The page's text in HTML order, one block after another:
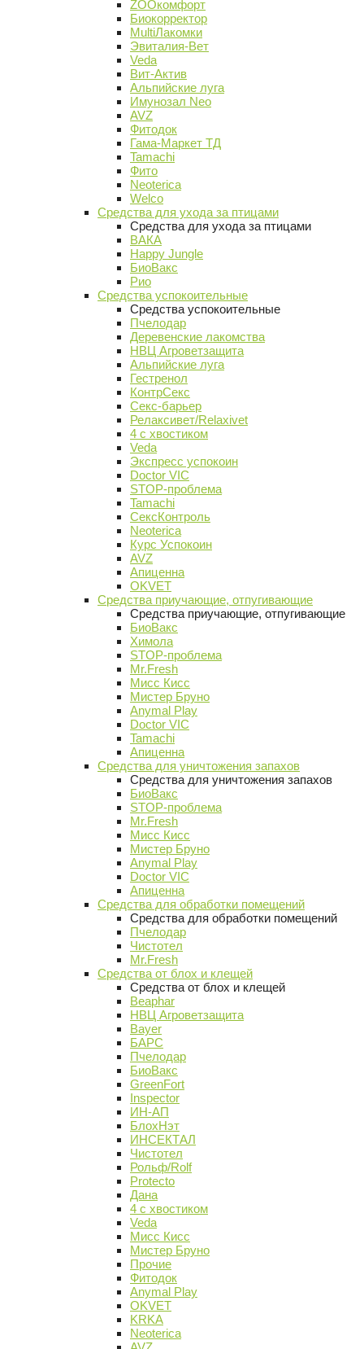
ZOOкомфорт
Биокорректор
MultiЛакомки
Эвиталия-Вет
Veda
Вит-Актив
Альпийские луга
Имунозал Neo
AVZ
Фитодок
Гама-Маркет ТД
Tamachi
Фито
Neoterica
Welco
Средства для ухода за птицами
Средства для ухода за птицами
ВАКА
Happy Jungle
БиоВакс
Рио
Средства успокоительные
Средства успокоительные
Пчелодар
Деревенские лакомства
НВЦ Агроветзащита
Альпийские луга
Гестренол
КонтрСекс
Секс-барьер
Релаксивет/Relaxivet
4 с хвостиком
Veda
Экспресс успокоин
Doctor VIC
STOP-проблема
Tamachi
СексКонтроль
Neoterica
Курс Успокоин
AVZ
Апиценна
OKVET
Средства приучающие, отпугивающие
Средства приучающие, отпугивающие
БиоВакс
Химола
STOP-проблема
Mr.Fresh
Мисс Кисс
Мистер Бруно
Anymal Play
Doctor VIC
Tamachi
Апиценна
Средства для уничтожения запахов
Средства для уничтожения запахов
БиоВакс
STOP-проблема
Mr.Fresh
Мисс Кисс
Мистер Бруно
Anymal Play
Doctor VIC
Апиценна
Средства для обработки помещений
Средства для обработки помещений
Пчелодар
Чистотел
Mr.Fresh
Средства от блох и клещей
Средства от блох и клещей
Beaphar
НВЦ Агроветзащита
Bayer
БАРС
Пчелодар
БиоВакс
GreenFort
Inspector
ИН-АП
БлохНэт
ИНСЕКТАЛ
Чистотел
Рольф/Rolf
Protecto
Дана
4 с хвостиком
Veda
Мисс Кисс
Мистер Бруно
Прочие
Фитодок
Anymal Play
OKVET
KRKA
Neoterica